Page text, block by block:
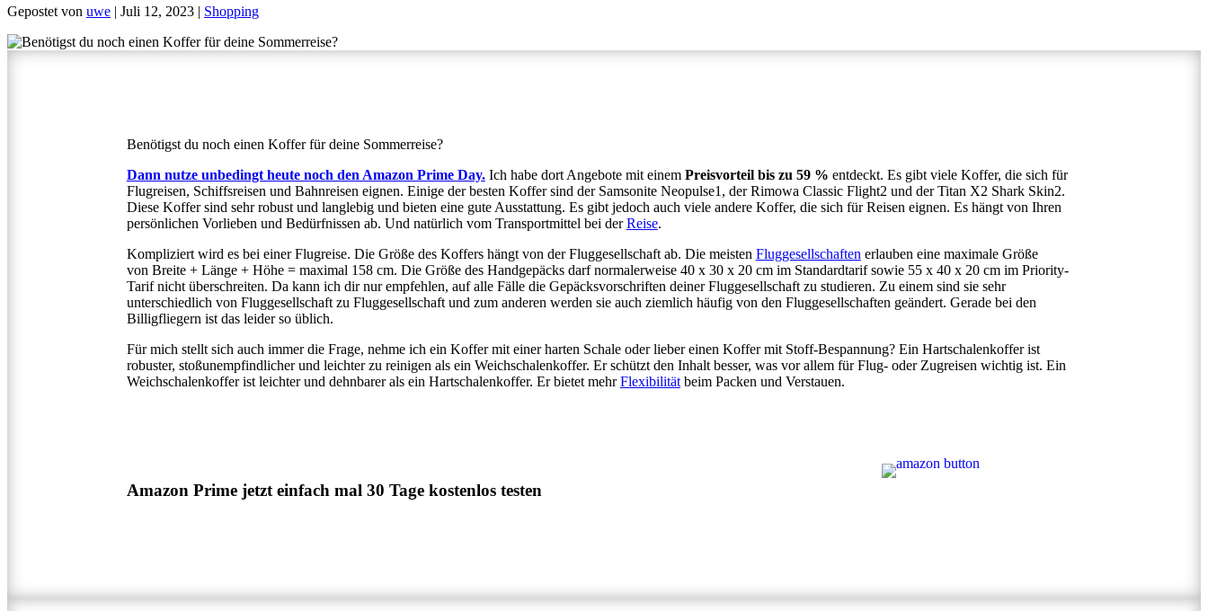
Gepostet von uwe | Juli 12, 2023 | Shopping
Benötigst du noch einen Koffer für deine Sommerreise?
Dann nutze unbedingt heute noch den Amazon Prime Day.Ich habe dort Angebote mit einem Preisvorteil bis zu 59 % entdeckt. Es gibt viele Koffer, die sich für
Flugreisen, Schiffsreisen und Bahnreisen eignen. Einige der besten Koffer sind der Samsonite Neopulse1, der Rimowa Classic Flight2 und der Titan X2 Shark Skin2.
Diese Koffer sind sehr robust und langlebig und bieten eine gute Ausstattung. Es gibt jedoch auch viele andere Koffer, die sich für Reisen eignen. Es hängt von Ihren
persönlichen Vorlieben und Bedürfnissen ab. Und natürlich vom Transportmittel bei derReise.
Kompliziert wird es bei einer Flugreise. Die Größe des Koffers hängt von der Fluggesellschaft ab. Die meisten Fluggesellschaften erlauben eine maximale Größe
von Breite + Länge + Höhe = maximal 158 cm. Die Größe des Handgepäcks darf normalerweise 40 x 30 x 20 cm im Standardtarif sowie 55 x 40 x 20 cm im Priority-
Tarif nicht überschreiten. Da kann ich dir nur empfehlen, auf alle Fälle die Gepäcksvorschriften deiner Fluggesellschaft zu studieren. Zu einem sind sie sehr
unterschiedlich von Fluggesellschaft zu Fluggesellschaft und zum anderen werden sie auch ziemlich häufig von den Fluggesellschaften geändert. Gerade bei den
Billigfliegern ist das leider so üblich.
Für mich stellt sich auch immer die Frage, nehme ich ein Koffer mit einer harten Schale oder lieber einen Koffer mit Stoff-Bespannung? Ein Hartschalenkoffer ist
robuster, stoßunempfindlicher und leichter zu reinigen als ein Weichschalenkoffer. Er schützt den Inhalt besser, was vor allem für Flug- oder Zugreisen wichtig ist. Ein
Weichschalenkoffer ist leichter und dehnbarer als ein Hartschalenkoffer. Er bietet mehrFlexibilitätbeim Packen und Verstauen.
Amazon Prime jetzt einfach mal 30 Tage kostenlos testen